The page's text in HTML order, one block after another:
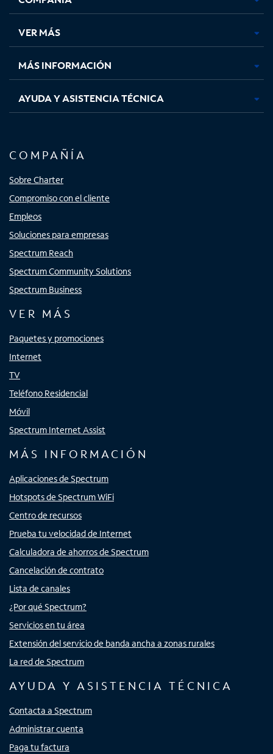
en
pestaña
nueva
en
pestaña
nueva
en
pestaña
nueva
en
nueva
VER MÁS
MÁS INFORMACIÓN
AYUDA Y ASISTENCIA TÉCNICA
COMPAÑÍA
Sobre Charter
Compromiso con el cliente
Empleos
Soluciones para empresas
Spectrum Reach
Spectrum Community Solutions
Spectrum Business
VER MÁS
Paquetes y promociones
Internet
TV
Teléfono Residencial
Móvil
Spectrum Internet Assist
MÁS INFORMACIÓN
Aplicaciones de Spectrum
Hotspots de Spectrum WiFi
Centro de recursos
Prueba tu velocidad de Internet
Calculadora de ahorros de Spectrum
Cancelación de contrato
Lista de canales
¿Por qué Spectrum?
Servicios en tu área
Extensión del servicio de banda ancha a zonas rurales
La red de Spectrum
AYUDA Y ASISTENCIA TÉCNICA
Contacta a Spectrum
Administrar cuenta
Paga tu factura